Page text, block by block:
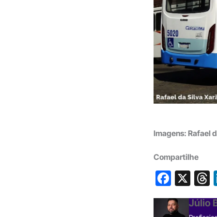
Imagens: Rafael
Compartilhe
F
a
c
X
Júlio